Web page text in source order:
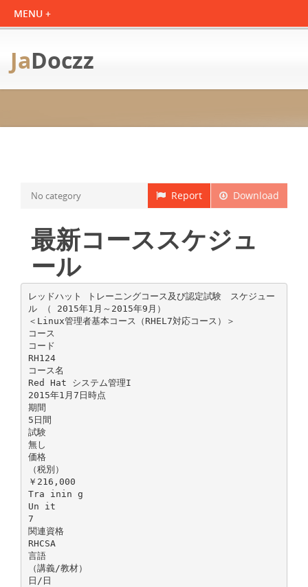
JaDoczz
Download
Report
No category
最新コーススケジュ
ール
レッドハット トレーニングコース及び認定試験 スケジュー
ル （ 2015年1月～2015年9月）
＜Linux管理者基本コース（RHEL7対応コース）＞
コース
コード
RH124
コース名
Red Hat システム管理I
2015年1月7日時点
期間
5日間
試験
無し
価格
（税別）
￥216,000
Tra inin g
Un it
7
関連資格
RHCSA
言語
（講義/教材）
日/日